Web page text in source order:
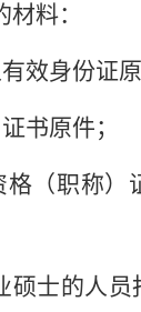
料：
效身份证
书原件；
格（职称
硕士的人